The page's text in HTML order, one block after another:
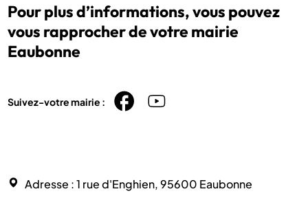
Pour plus d’informations, vous pouvez
vous rapprocher de votre mairie
Eaubonne
Suivez-votre mairie :
Adresse : 1 rue d'Enghien, 95600 Eaubonne